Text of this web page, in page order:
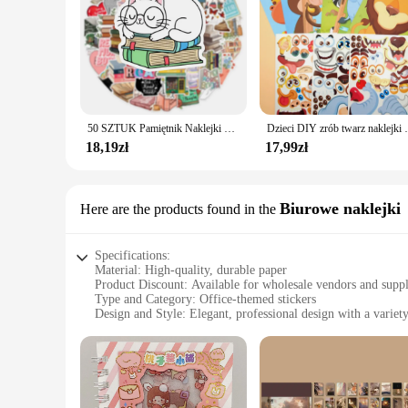
50 SZTUK Pamiętnik Naklejki do czytania Estetyczny telefon Rower Ściana Scrapbook Motocykl Wodoodporna naklejka z kreskówek dla dzieci Zabawki Prezenty
18,19zł
Dzieci DIY zrób twarz naklejki
17,99zł
Here are the products found in the Biurowe naklejki
Specifications:
Material: High-quality, durable paper
Product Discount: Available for wholesale vendors and
Type and Category: Office-themed stickers
Design and Style: Elegant, professional design with a
Typical Adaptive Scenario: Perfect for offices, classrooms,
Shape or Size or Weight or Quantity: Comes in sets,
Features:
**Elevate Your Office Environment**